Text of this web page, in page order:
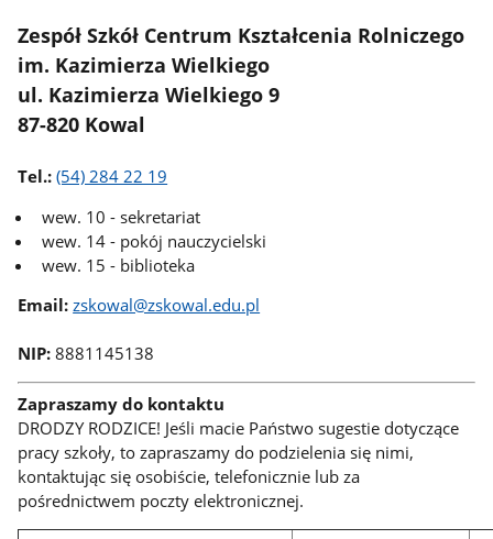
Zespół Szkół Centrum Kształcenia Rolniczego
im. Kazimierza Wielkiego
ul. Kazimierza Wielkiego 9
87-820 Kowal
Tel.: (54) 284 22 19
wew. 10 - sekretariat
wew. 14 - pokój nauczycielski
wew. 15 - biblioteka
Email: zskowal@zskowal.edu.pl
NIP: 8881145138
Zapraszamy do kontaktu
DRODZY RODZICE! Jeśli macie Państwo sugestie dotyczące
pracy szkoły, to zapraszamy do podzielenia się nimi,
kontaktując się osobiście, telefonicznie lub za
pośrednictwem poczty elektronicznej.